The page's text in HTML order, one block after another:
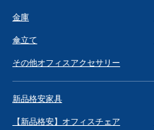
金庫
傘立て
その他オフィスアクセサリー
新品格安家具
【新品格安】オフィスチェア